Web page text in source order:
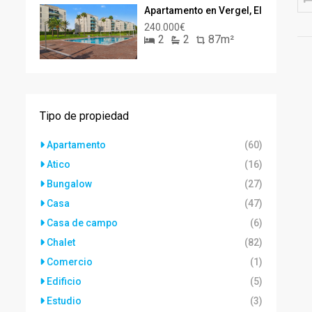
Apartamento en Vergel, El
240.000€
2 2 87m²
Tipo de propiedad
Apartamento
(60)
Atico
(16)
Bungalow
(27)
Casa
(47)
Casa de campo
(6)
Chalet
(82)
Comercio
(1)
Edificio
(5)
Estudio
(3)